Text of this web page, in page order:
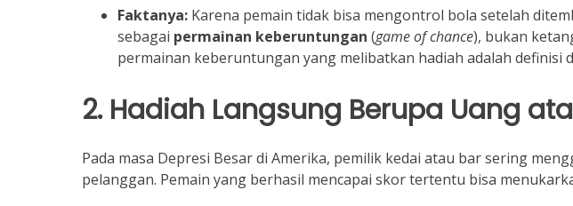
Faktanya: Karena pemain tidak bisa mengontrol bola setelah
sebagai permainan keberuntungan (game of chance), bukan
permainan keberuntungan yang melibatkan hadiah adalah definisi
2. Hadiah Langsung Berupa Uang
Pada masa Depresi Besar di Amerika, pemilik kedai atau bar sering
pelanggan. Pemain yang berhasil mencapai skor tertentu bisa